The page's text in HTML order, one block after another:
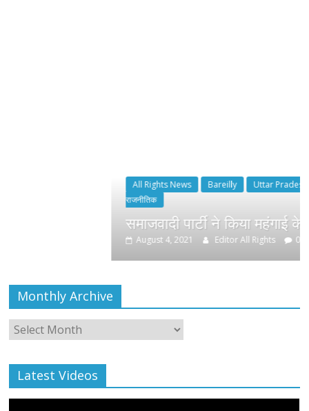
Bareilly Uttar Pradesh राजनीति
हॉट
समाजवादी पार्टी ने किया महंगाई के खिलाफ प्रदर्शन
Editor All Rights 0
Monthly Archive
Monthly
Archive
Latest Videos